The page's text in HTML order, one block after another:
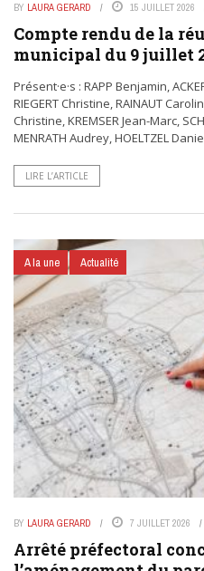
BY LAURA GERARD 15 JUILLET 2026
Compte rendu de la
municipal du 9 juillet
Présent·e·s : RAPP Benjamin,
RIEGERT Christine, RAINAUT
Christine, KREMSER Jean-Marc,
MENRATH Audrey, HOELTZEL
LIRE L’ARTICLE
A la une Actualité
BY LAURA GERARD 7 JUILLET 2026
Arrêté préfectoral